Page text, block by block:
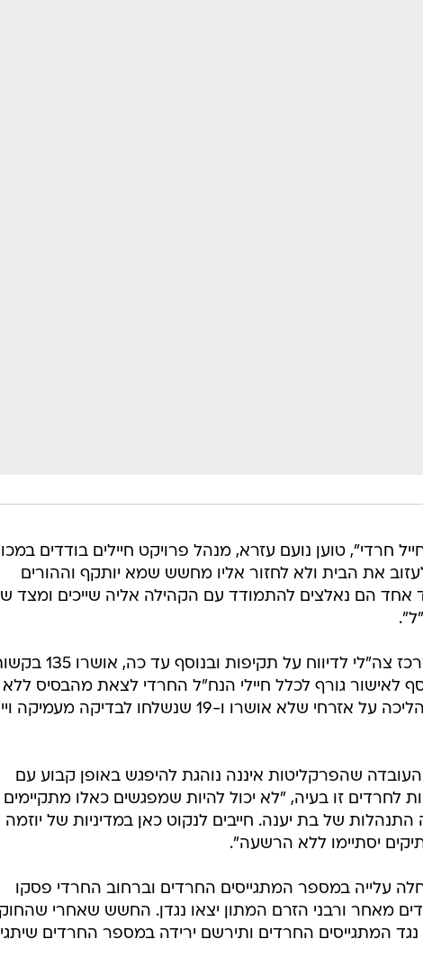
חרדי", טוען נועם עזרא, מנהל פרויקט חיילים בודדים
את הבית ולא לחזור אליו מחשש שמא יותקף וההורים
הם נאלצים להתמודד עם הקהילה אליה שייכים ומצד
בעקבות זאת הוחלט על הקמת מרכז צה"לי לדיווח על תקיפות ובנוסף עד
לאישור גורף לכלל חיילי הנח"ל החרדי לצאת מהבסיס ללא
מדים לעומת 169 בקשות להיתרי הליכה על אזרחי שלא אושרו ו-19 שנשלחו לבדיקה
שהפרקליטות איננה נוהגת להיפגש באופן קבוע עם
לחרדים זו בעיה, "לא יכול להיות שמפגשים כאלו
של בת יענה. חייבים לנקוט כאן במדיניות של יוזמה
יסתיימו ללא הרשעה".
עלייה במספר המתגייסים החרדים וברחוב החרדי פסקו
מאחר ורבני הזרם המתון יצאו נגדן. החשש שאחרי שהחוק
המתגייסים החרדים ותירשם ירידה במספר החרדים